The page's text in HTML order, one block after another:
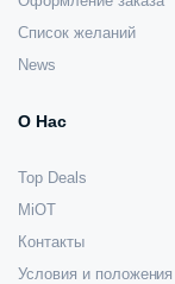
Список желаний
News
О Нас
Top Deals
MiOT
Контакты
Условия и положения